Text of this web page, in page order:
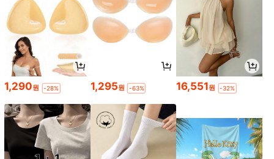
1,290원 -28% 1,295원 -63% 16,551원 -32%